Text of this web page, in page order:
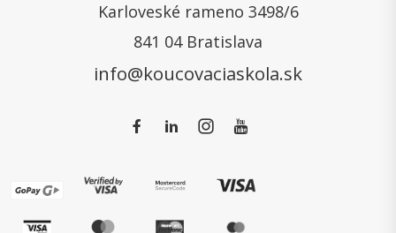
Karloveské rameno 3498/6
841 04 Bratislava
info@koucovaciaskola.sk